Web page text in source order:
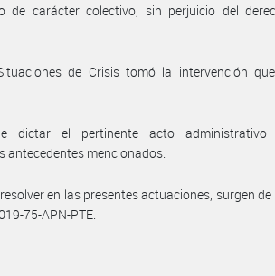
de carácter colectivo, sin perjuicio del
de Crisis tomó la intervención
dictar el pertinente acto administrativo
antecedentes mencionados.
en las presentes actuaciones, surgen de
75-APN-PTE.